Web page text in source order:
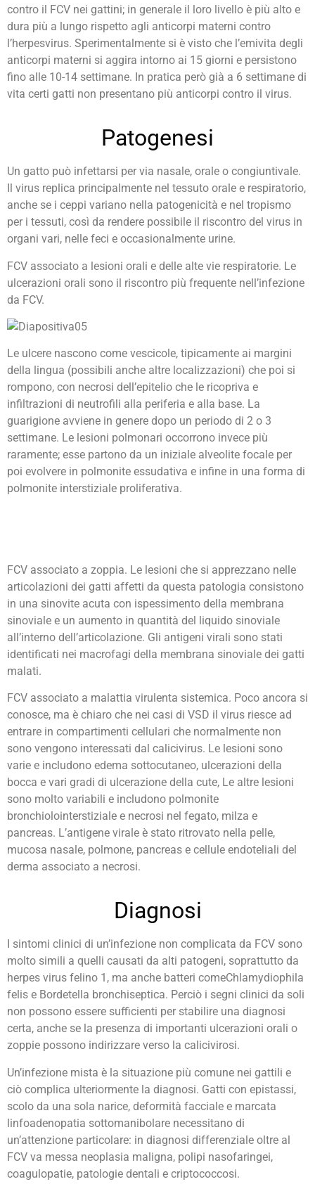
contro il FCV nei gattini; in generale il loro livello è più alto e
dura più a lungo rispetto agli anticorpi materni contro
l’herpesvirus. Sperimentalmente si è visto che l’emivita degli
anticorpi materni si aggira intorno ai 15 giorni e persistono
fino alle 10-14 settimane. In pratica però già a 6 settimane di
vita certi gatti non presentano più anticorpi contro il virus.
Patogenesi
Un gatto può infettarsi per via nasale, orale o congiuntivale.
Il virus replica principalmente nel tessuto orale e respiratorio,
anche se i ceppi variano nella patogenicità e nel tropismo
per i tessuti, così da rendere possibile il riscontro del virus in
organi vari, nelle feci e occasionalmente urine.
FCV associato a lesioni orali e delle alte vie respiratorie. Le
ulcerazioni orali sono il riscontro più frequente nell’infezione
da FCV.
Le ulcere nascono come vescicole, tipicamente ai margini
della lingua (possibili anche altre localizzazioni) che poi si
rompono, con necrosi dell’epitelio che le ricopriva e
infiltrazioni di neutrofili alla periferia e alla base. La
guarigione avviene in genere dopo un periodo di 2 o 3
settimane. Le lesioni polmonari occorrono invece più
raramente; esse partono da un iniziale alveolite focale per
poi evolvere in polmonite essudativa e infine in una forma di
polmonite interstiziale proliferativa.
FCV associato a zoppia. Le lesioni che si apprezzano nelle
articolazioni dei gatti affetti da questa patologia consistono
in una sinovite acuta con ispessimento della membrana
sinoviale e un aumento in quantità del liquido sinoviale
all’interno dell’articolazione. Gli antigeni virali sono stati
identificati nei macrofagi della membrana sinoviale dei gatti
malati.
FCV associato a malattia virulenta sistemica. Poco ancora si
conosce, ma è chiaro che nei casi di VSD il virus riesce ad
entrare in compartimenti cellulari che normalmente non
sono vengono interessati dal calicivirus. Le lesioni sono
varie e includono edema sottocutaneo, ulcerazioni della
bocca e vari gradi di ulcerazione della cute, Le altre lesioni
sono molto variabili e includono polmonite
bronchiolointerstiziale e necrosi nel fegato, milza e
pancreas. L’antigene virale è stato ritrovato nella pelle,
mucosa nasale, polmone, pancreas e cellule endoteliali del
derma associato a necrosi.
Diagnosi
I sintomi clinici di un’infezione non complicata da FCV sono
molto simili a quelli causati da alti patogeni, soprattutto da
herpes virus felino 1, ma anche batteri comeChlamydiophila
felis e Bordetella bronchiseptica. Perciò i segni clinici da soli
non possono essere sufficienti per stabilire una diagnosi
certa, anche se la presenza di importanti ulcerazioni orali o
zoppie possono indirizzare verso la calicivirosi.
Un’infezione mista è la situazione più comune nei gattili e
ciò complica ulteriormente la diagnosi. Gatti con epistassi,
scolo da una sola narice, deformità facciale e marcata
linfoadenopatia sottomanibolare necessitano di
un’attenzione particolare: in diagnosi differenziale oltre al
FCV va messa neoplasia maligna, polipi nasofaringei,
coagulopatie, patologie dentali e criptococcosi.